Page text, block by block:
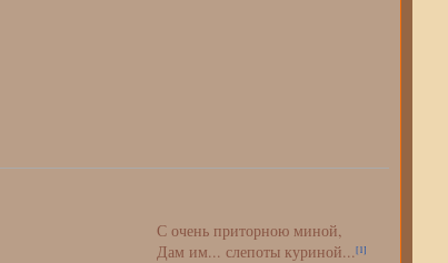
С очень приторною миной,
Дам им... слепоты куриной...[1]